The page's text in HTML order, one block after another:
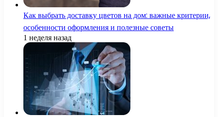
Как выбрать доставку цветов на дом: важные критерии,
особенности оформления и полезные советы
1 неделя назад